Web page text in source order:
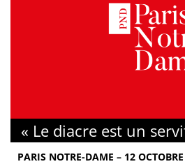
« Le diacre est un
PARIS NOTRE-DAME – 12